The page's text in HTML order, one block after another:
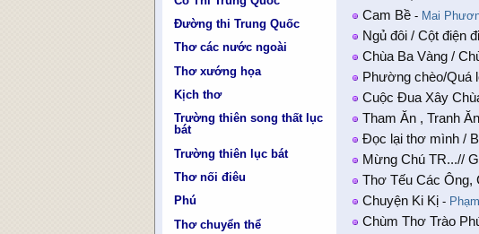
Đường thi Trung Quốc
Thơ các nước ngoài
Thơ xướng họa
Kịch thơ
Trường thiên song thất lục
bát
Trường thiên lục bát
Thơ nối điêu
Phú
Thơ chuyển thể
Cam Bề - Mai
Ngủ đôi / Cột điện
Chùa Ba Vàng /
Phường chèo/Quá
Cuộc Đua Xây
Tham Ăn , Tranh
Đọc lại thơ mình /
Mừng Chú TR...//
Thơ Tếu Các Ông,
Chuyện Ki Kị -
Chùm Thơ Trào